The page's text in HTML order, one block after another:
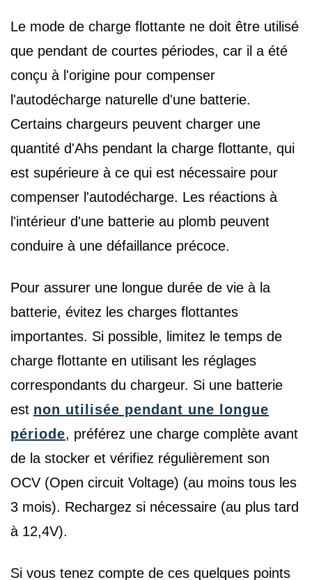
Le mode de charge flottante ne doit être utilisé
que pendant de courtes périodes, car il a été
conçu à l'origine pour compenser
l'autodécharge naturelle d'une batterie.
Certains chargeurs peuvent charger une
quantité d'Ahs pendant la charge flottante, qui
est supérieure à ce qui est nécessaire pour
compenser l'autodécharge. Les réactions à
l'intérieur d'une batterie au plomb peuvent
conduire à une défaillance précoce.
Pour assurer une longue durée de vie à la
batterie, évitez les charges flottantes
importantes. Si possible, limitez le temps de
charge flottante en utilisant les réglages
correspondants du chargeur. Si une batterie
est non utilisée pendant une longue
période, préférez une charge complète avant
de la stocker et vérifiez régulièrement son
OCV (Open circuit Voltage) (au moins tous les
3 mois). Rechargez si nécessaire (au plus tard
à 12,4V).
Si vous tenez compte de ces quelques points